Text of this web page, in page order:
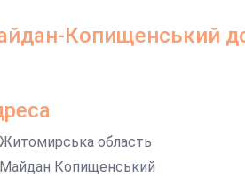
Копищенський
Житомирська область
Майдан Копищенський